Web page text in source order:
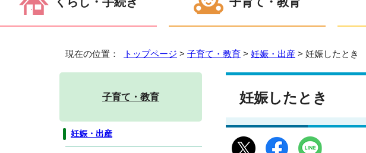
現在の位置： トップページ > 子育て・教育 > 妊娠・出産 > 妊娠したとき
妊娠したとき
子育て・教育
妊娠・出産